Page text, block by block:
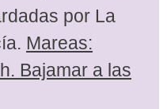
por La
Mareas:
Bajamar a las